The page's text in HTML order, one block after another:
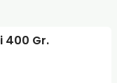
400 Gr.